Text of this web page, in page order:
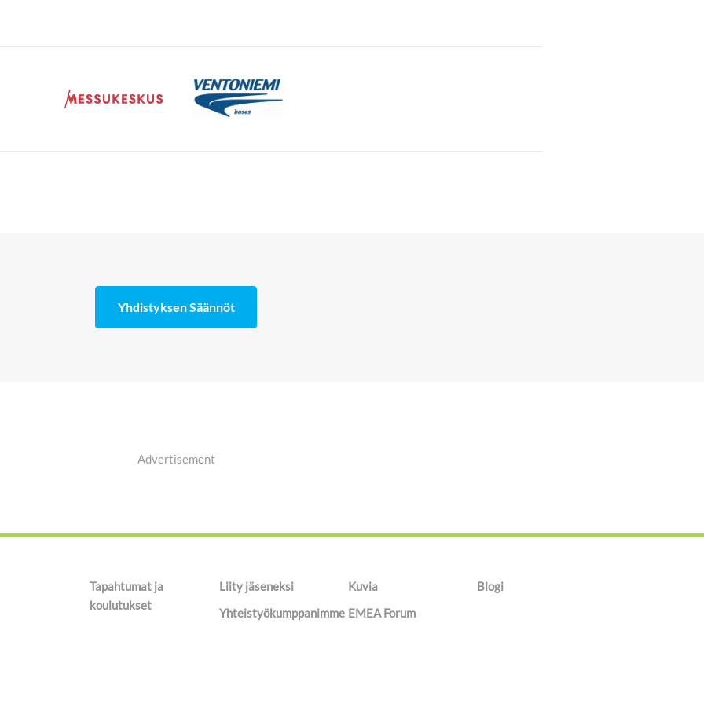
Yhdistyksen Säännöt
Advertisement
Tapahtumat ja
koulutukset
Liity jäseneksi Kuvia
Blogi
Yhteistyökumppanimme EMEA Forum